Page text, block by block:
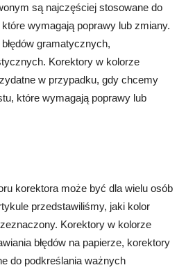
są najczęściej stosowane do
wymagają poprawy lub zmiany.
gramatycznych,
Korektory w kolorze
w przypadku, gdy chcemy
które wymagają poprawy lub
korektora może być dla wielu osób
przedstawiliśmy, jaki kolor
Korektory w kolorze
błędów na papierze, korektory
do podkreślania ważnych